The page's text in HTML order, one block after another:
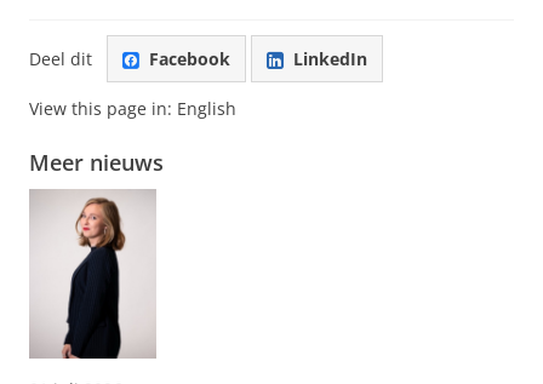
Deel dit Facebook LinkedIn
View this page in: English
Meer nieuws